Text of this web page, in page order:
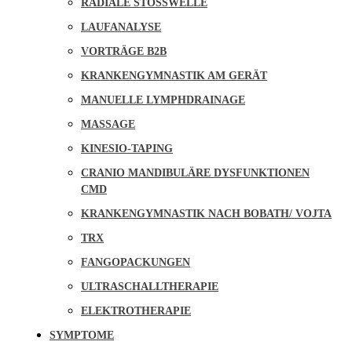
RADIALE STOSSWELLE
LAUFANALYSE
VORTRÄGE B2B
KRANKENGYMNASTIK AM GERÄT
MANUELLE LYMPHDRAINAGE
MASSAGE
KINESIO-TAPING
CRANIO MANDIBULÄRE DYSFUNKTIONEN
CMD
KRANKENGYMNASTIK NACH BOBATH/ VOJTA
TRX
FANGOPACKUNGEN
ULTRASCHALLTHERAPIE
ELEKTROTHERAPIE
SYMPTOME